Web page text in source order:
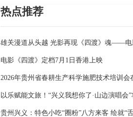
热点推荐
雄关漫道从头越 光影再现《四渡》魂——电
《四渡》定档6月26日
电影《四渡》定档7月1日香港上映
2026年贵州省春耕生产科学施肥技术培训会
义举行
以乐赋能文旅！“兴义我想你了·山边演唱会
7月18日燃情开唱
贵州兴义：特色小吃“圈粉”八方来客 绘就“